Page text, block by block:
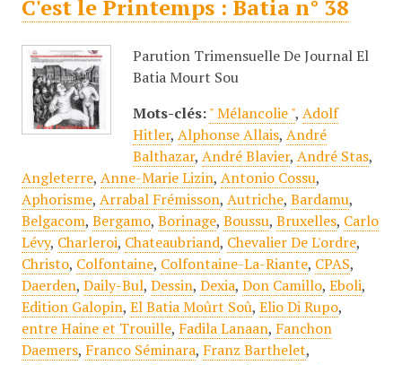
C'est le Printemps : Batia n° 38
Parution Trimensuelle De Journal El
Batia Mourt Sou
Mots-clés: " Mélancolie ", Adolf
Hitler, Alphonse Allais, André
Balthazar, André Blavier, André Stas,
Angleterre, Anne-Marie Lizin, Antonio Cossu,
Aphorisme, Arrabal Frémisson, Autriche, Bardamu,
Belgacom, Bergamo, Borinage, Boussu, Bruxelles, Carlo
Lévy, Charleroi, Chateaubriand, Chevalier De L'ordre,
Christo, Colfontaine, Colfontaine-La-Riante, CPAS,
Daerden, Daily-Bul, Dessin, Dexia, Don Camillo, Eboli,
Edition Galopin, El Batia Moûrt Soû, Elio Di Rupo,
entre Haine et Trouille, Fadila Lanaan, Fanchon
Daemers, Franco Séminara, Franz Barthelet,